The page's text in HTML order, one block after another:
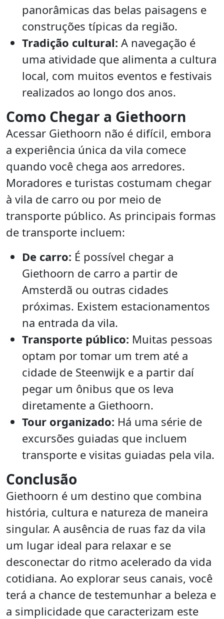
panorâmicas das belas paisagens e
construções típicas da região.
Tradição cultural: A navegação é
uma atividade que alimenta a cultura
local, com muitos eventos e festivais
realizados ao longo dos anos.
Como Chegar a Giethoorn
Acessar Giethoorn não é difícil, embora
a experiência única da vila comece
quando você chega aos arredores.
Moradores e turistas costumam chegar
à vila de carro ou por meio de
transporte público. As principais formas
de transporte incluem:
De carro: É possível chegar a
Giethoorn de carro a partir de
Amsterdã ou outras cidades
próximas. Existem estacionamentos
na entrada da vila.
Transporte público: Muitas pessoas
optam por tomar um trem até a
cidade de Steenwijk e a partir daí
pegar um ônibus que os leva
diretamente a Giethoorn.
Tour organizado: Há uma série de
excursões guiadas que incluem
transporte e visitas guiadas pela vila.
Conclusão
Giethoorn é um destino que combina
história, cultura e natureza de maneira
singular. A ausência de ruas faz da vila
um lugar ideal para relaxar e se
desconectar do ritmo acelerado da vida
cotidiana. Ao explorar seus canais, você
terá a chance de testemunhar a beleza e
a simplicidade que caracterizam este